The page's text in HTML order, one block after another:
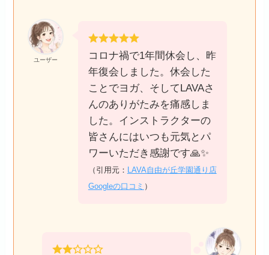
ユーザー
コロナ禍で1年間休会し、昨
年復会しました。休会した
ことでヨガ、そしてLAVAさ
んのありがたみを痛感しま
した。インストラクターの
皆さんにはいつも元気とパ
ワーいただき感謝です🙏✨
（引用元： LAVA自由が丘学園通り店
Googleの口コミ ）